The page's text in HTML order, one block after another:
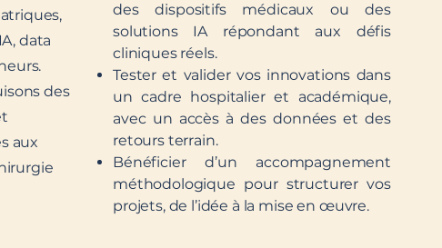
data
des
aux
des dispositifs médicaux ou des
solutions IA répondant aux défis
cliniques réels.
Tester et valider vos innovations dans
un cadre hospitalier et académique,
avec un accès à des données et des
retours terrain.
Bénéficier d’un accompagnement
méthodologique pour structurer vos
projets, de l’idée à la mise en œuvre.